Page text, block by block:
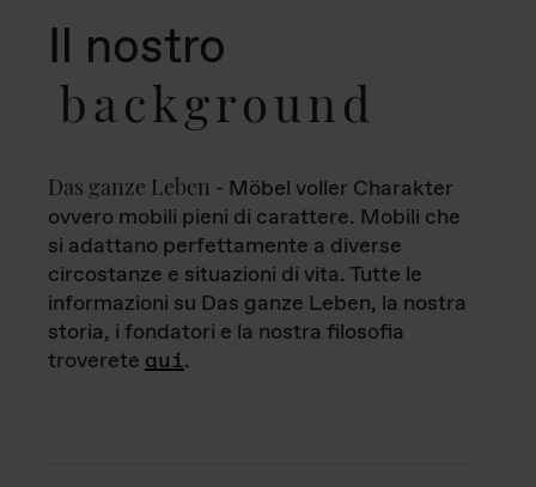
Il nostro
background
Das ganze Leben - Möbel voller Charakter
ovvero mobili pieni di carattere. Mobili che
si adattano perfettamente a diverse
circostanze e situazioni di vita. Tutte le
informazioni su Das ganze Leben, la nostra
storia, i fondatori e la nostra filosofia
troverete qui.